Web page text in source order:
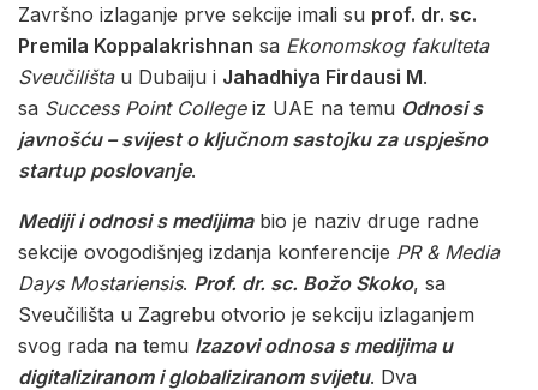
Završno izlaganje prve sekcije imali su prof. dr. sc.
Premila Koppalakrishnan sa Ekonomskog fakulteta
Sveučilišta u Dubaiju i Jahadhiya Firdausi M.
sa Success Point Collegeiz UAE na temu Odnosi s
javnošću – svijest o ključnom sastojku za uspješno
startup poslovanje.
Mediji i odnosi s medijimabio je naziv druge radne
sekcije ovogodišnjeg izdanja konferencije PR & Media
Days Mostariensis. Prof. dr. sc. Božo Skoko, sa
Sveučilišta u Zagrebu otvorio je sekciju izlaganjem
svog rada na temu Izazovi odnosa s medijima u
digitaliziranom i globaliziranom svijetu. Dva